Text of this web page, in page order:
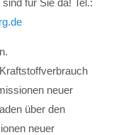
für Sie da! Tel.:
neuer
über den
neuer